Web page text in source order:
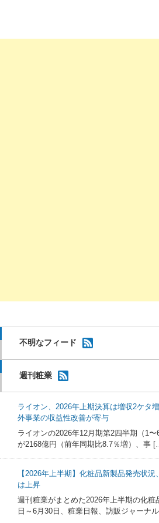
不明なフィード
週刊粧業
ライオン、2026年上期決算は増収2ケタ
外事業の収益性改善が寄与
ライオンの2026年12月期第2四半期（1
が2168億円（前年同期比8.7％増）、事
【2026年上半期】化粧品新製品発売状
は上昇
週刊粧業がまとめた2026年上半期の化粧
日～6月30日、粧業日報、訪販ジャーナ